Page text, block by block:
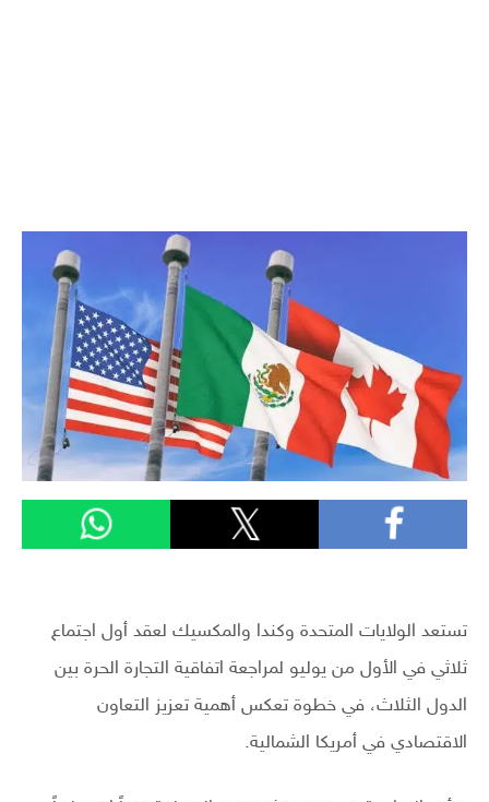
تستعد الولايات المتحدة وكندا والمكسيك لعقد أول اجتماع
ثلاثي في الأول من يوليو لمراجعة اتفاقية التجارة الحرة بين
الدول الثلاث، في خطوة تعكس أهمية تعزيز التعاون
الاقتصادي في أمريكا الشمالية.